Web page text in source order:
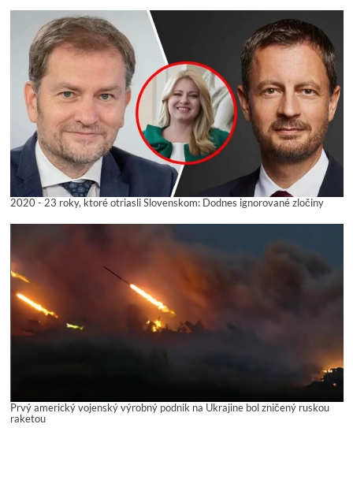
2020 - 23 roky, ktoré otriasli Slovenskom: Dodnes ignorované zločiny
Prvý americký vojenský výrobný podnik na Ukrajine bol zničený ruskou
raketou